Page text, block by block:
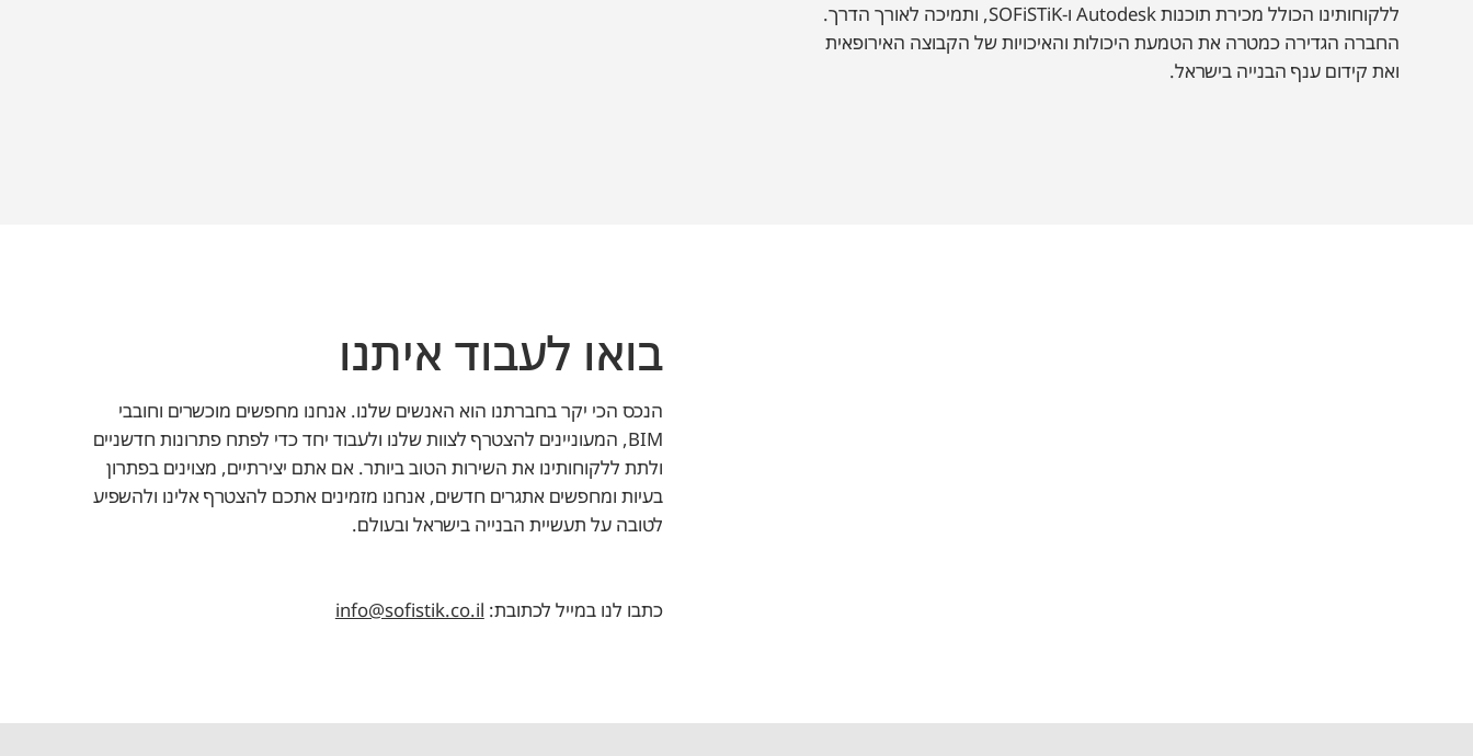
ללקוחותינו הכולל מכירת תוכנות Autodesk ו-SOFiSTiK, ותמיכה לאורך הדרך.
החברה הגדירה כמטרה את הטמעת היכולות והאיכויות של הקבוצה האירופאית
ואת קידום ענף הבנייה בישראל.
בואו לעבוד איתנו
הנכס הכי יקר בחברתנו הוא האנשים שלנו. אנחנו מחפשים מוכשרים וחובבי
BIM, המעוניינים להצטרף לצוות שלנו ולעבוד יחד כדי לפתח פתרונות חדשניים
ולתת ללקוחותינו את השירות הטוב ביותר. אם אתם יצירתיים, מצוינים בפתרון
בעיות ומחפשים אתגרים חדשים, אנחנו מזמינים אתכם להצטרף אלינו ולהשפיע
לטובה על תעשיית הבנייה בישראל ובעולם.
כתבו לנו במייל לכתובת: info@sofistik.co.il